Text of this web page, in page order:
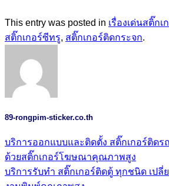
This entry was posted in เรื่องเด่นสติ๊กเ
สติ๊กเกอร์ซีทรู, สติ๊กเกอร์ติดกระจก.
89-rongpim-sticker.co.th
บริการออกแบบและติดตั้ง สติ๊กเกอร์ติด
ด้วยสติ๊กเกอร์โฆษณาคุณภาพสูง
บริการรับทำ สติ๊กเกอร์ติดตู้ ทุกชนิด เปลี่